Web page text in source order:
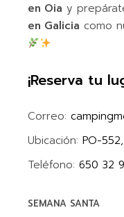
en Oia y
en Galicia como
¡Reserva tu
Correo:
Ubicación:PO-
Teléfono:650 32
SEMANA SANTA